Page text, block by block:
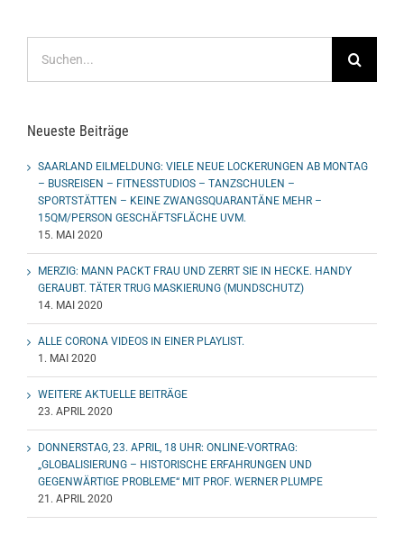
nach:
Neueste Beiträge
SAARLAND EILMELDUNG: VIELE NEUE LOCKERUNGEN AB MONTAG
– BUSREISEN – FITNESSTUDIOS – TANZSCHULEN –
SPORTSTÄTTEN – KEINE ZWANGSQUARANTÄNE MEHR –
15QM/PERSON GESCHÄFTSFLÄCHE UVM.
15. MAI 2020
MERZIG: MANN PACKT FRAU UND ZERRT SIE IN HECKE. HANDY
GERAUBT. TÄTER TRUG MASKIERUNG (MUNDSCHUTZ)
14. MAI 2020
ALLE CORONA VIDEOS IN EINER PLAYLIST.
1. MAI 2020
WEITERE AKTUELLE BEITRÄGE
23. APRIL 2020
DONNERSTAG, 23. APRIL, 18 UHR: ONLINE-VORTRAG:
„GLOBALISIERUNG – HISTORISCHE ERFAHRUNGEN UND
GEGENWÄRTIGE PROBLEME“ MIT PROF. WERNER PLUMPE
21. APRIL 2020